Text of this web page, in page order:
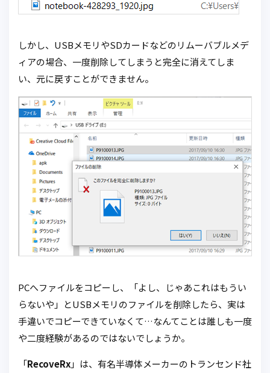
しかし、USBメモリやSDカードなどのリムーバブルメデ
ィアの場合、一度削除してしまうと完全に消えてしま
い、元に戻すことができません。
PCへファイルをコピーし、「よし、じゃあこれはもうい
らないや」とUSBメモリのファイルを削除したら、実は
手違いでコピーできていなくて…なんてことは誰しも一度
や二度経験があるのではないでしょうか。
「RecoveRx」は、有名半導体メーカーのトランセンド社